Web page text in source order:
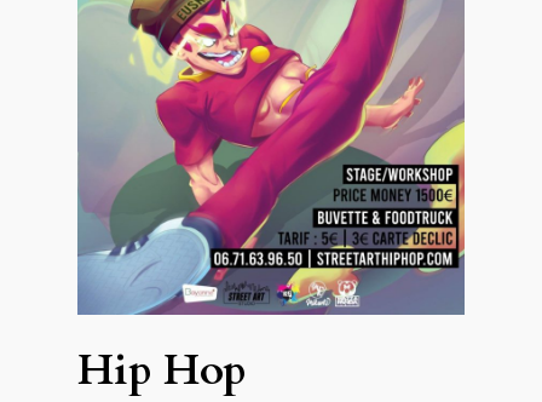
Hip Hop